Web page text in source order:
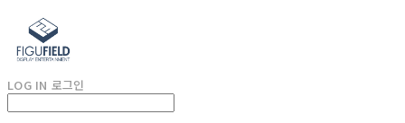
LOG IN 로그인